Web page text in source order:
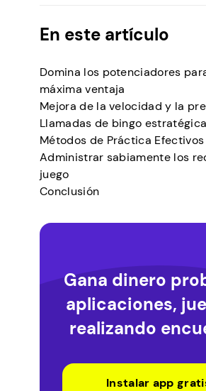
En este artículo
Domina los potenciadores
máxima ventaja
Mejora de la velocidad y la
Llamadas de bingo
Métodos de Práctica Efectivos
Administrar sabiamente los
juego
Conclusión
Gana dinero
aplicaciones,
realizando
Instalar app